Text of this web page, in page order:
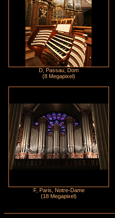
D, Passau, Dom
(8 Megapixel)
F, Paris, Notre-Dame
(18 Megapixel)